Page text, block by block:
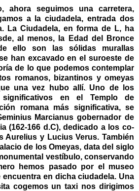
ahora seguimos una carretera,
a la ciudadela, entrada dos
La Ciudadela, en forma de L, ha
al menos, la Edad del Bronce
ello son las sólidas murallas
han excavado en el suroeste de
de lo que podemos contemplar
romanos, bizantinos y omeyas
una vez hubo allí. Uno de los
significativos en el Templo de
romana más significativa, se
Marcianus gobernador de
(162-166 d.C), dedicado a los co-
Aurelius y Lucius Verus. También
de los Omeyas, data del siglo
vestíbulo, conservando
hemos pasado por el museo
en dicha ciudadela. Una
cogemos un taxi nos dirigimos